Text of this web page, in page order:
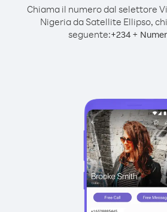
Chiama il numero dal selettore
Nigeria da Satellite Ellipso,
seguente:+234 +